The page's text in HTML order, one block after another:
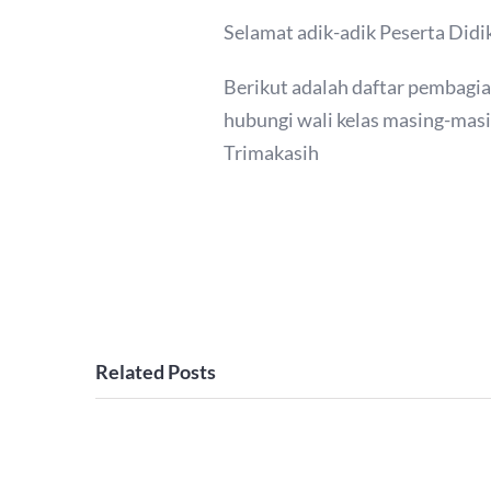
Selamat adik-adik Peserta
Berikut adalah daftar
hubungi wali kelas masing-
Trimakasih
Related Posts